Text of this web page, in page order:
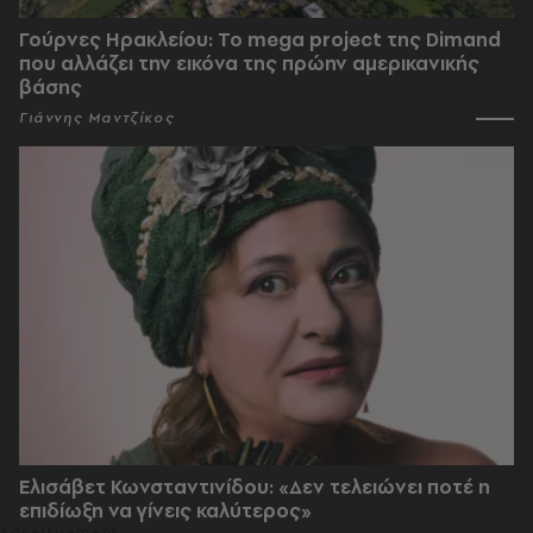
Γούρνες Ηρακλείου: To mega project της Dimand
που αλλάζει την εικόνα της πρώην αμερικανικής
βάσης
Γιάννης Μαντζίκος
Ελισάβετ Κωνσταντινίδου: «Δεν τελειώνει ποτέ η
επιδίωξη να γίνεις καλύτερος»